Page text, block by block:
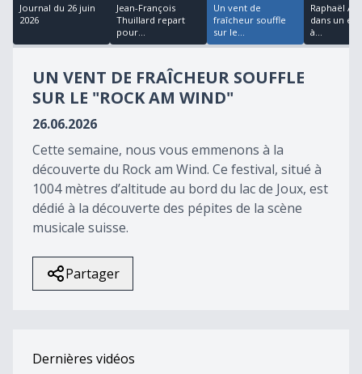
12
minutes,
seconds
Journal du 26 juin
2026
Jean-François
Thuillard repart
pour...
Un vent de
fraîcheur souffle
sur le...
Raphaël
dans un
à...
UN VENT DE FRAÎCHEUR SOUFFLE
SUR LE "ROCK AM WIND"
26.06.2026
Cette semaine, nous vous emmenons à la
découverte du Rock am Wind. Ce festival, situé à
1004 mètres d’altitude au bord du lac de Joux, est
dédié à la découverte des pépites de la scène
musicale suisse.
Partager
Dernières vidéos